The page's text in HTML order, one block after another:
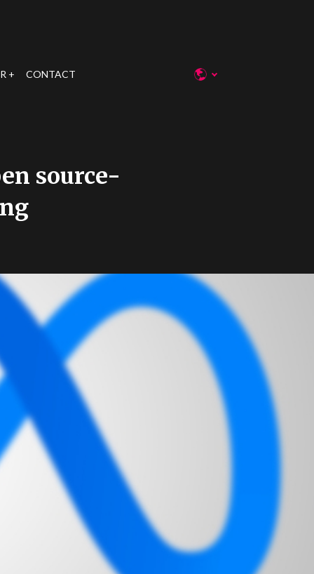
CONTACT
source-